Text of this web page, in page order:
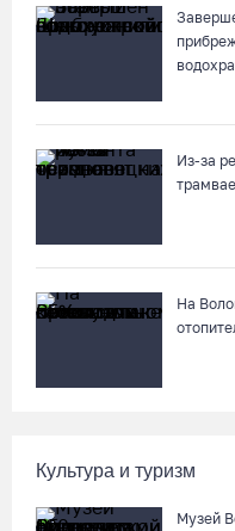
Из-за
На
Культура и туризм
Музей